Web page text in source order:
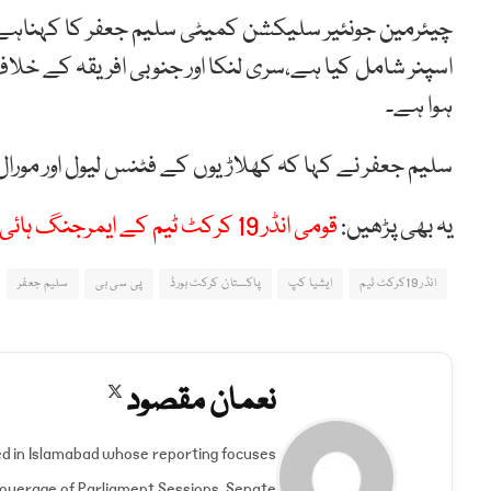
چیئرمین جونئیر سلیکشن کمیٹی سلیم جعفر کا
اسپنر شامل کیا ہے،سری لنکا اور جنوبی افریقہ کے
ہوا ہے۔
سلیم جعفر نے کہا کہ کھلاڑیوں کے فٹنس لیول اور
یہ بھی پڑھیں:قومی انڈر 19 کرکٹ ٹیم کے ایمرجنگ ہائی پرفارمنس کیمپ کا آغاز
انڈر 19کرکٹ ٹیم ایشیا کپ پاکستان کرکٹ بورڈ پی سی بی سلیم جعفر
نعمان مقصود
in Islamabad whose reporting focuses